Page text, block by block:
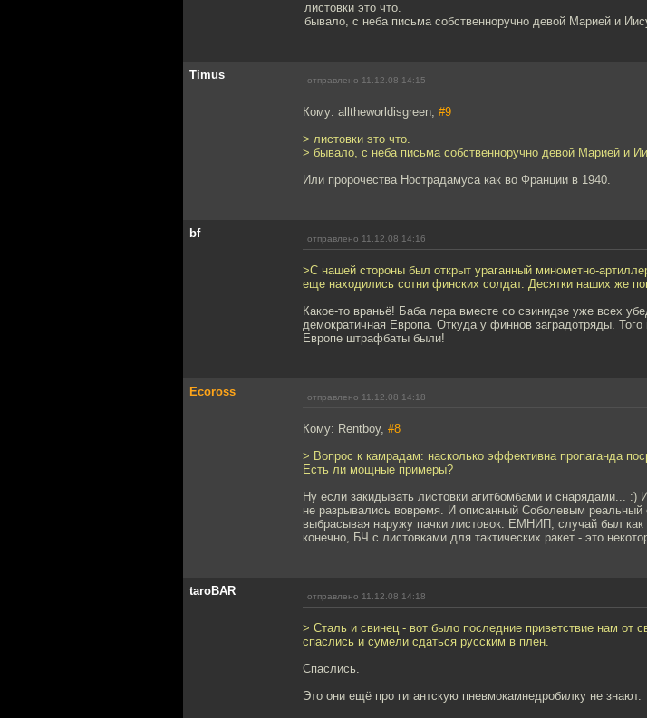
листовки это что.
бывало, с неба письма собственноручно девой Марией и
Timus отправлено 11.12.08 14:15
Кому: alltheworldisgreen, #9
> листовки это что.
> бывало, с неба письма собственноручно девой Марией и
Или пророчества Нострадамуса как во Франции в 1940.
bf отправлено 11.12.08 14:16
>С нашей стороны был открыт ураганный минометно-
еще находились сотни финских солдат. Десятки наших же
Какое-то враньё! Баба лера вместе со свинидзе уже всех
демократичная Европа. Откуда у финнов заградотряды.
Европе штрафбаты были!
Ecoross отправлено 11.12.08 14:18
Кому: Rentboy, #8
> Вопрос к камрадам: насколько эффективна пропаганда
Есть ли мощные примеры?
Ну если закидывать листовки агитбомбами и снарядами... :)
не разрывались вовремя. И описанный Соболевым реальный
выбрасывая наружу пачки листовок. ЕМНИП, случай был
конечно, БЧ с листовками для тактических ракет - это
taroBAR отправлено 11.12.08 14:18
> Сталь и свинец - вот было последние приветствие нам
спаслись и сумели сдаться русским в плен.
Спаслись.
Это они ещё про гигантскую пневмокамнедробилку не знают.